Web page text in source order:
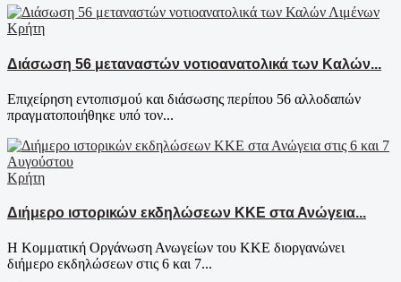
Κρήτη
Διάσωση 56 μεταναστών νοτιοανατολικά των Καλών...
Επιχείρηση εντοπισμού και διάσωσης περίπου 56 αλλοδαπών
πραγματοποιήθηκε υπό τον...
Κρήτη
Διήμερο ιστορικών εκδηλώσεων ΚΚΕ στα Ανώγεια...
Η Κομματική Οργάνωση Ανωγείων του ΚΚΕ διοργανώνει
διήμερο εκδηλώσεων στις 6 και 7...